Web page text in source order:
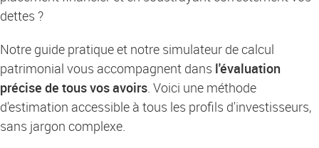
dettes ?
Notre guide pratique et notre simulateur de calcul
patrimonial vous accompagnent dans l'évaluation
précise de tous vos avoirs. Voici une méthode
d'estimation accessible à tous les profils d'investisseurs,
sans jargon complexe.